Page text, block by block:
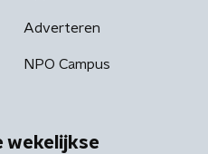
Adverteren
NPO Campus
wekelijkse